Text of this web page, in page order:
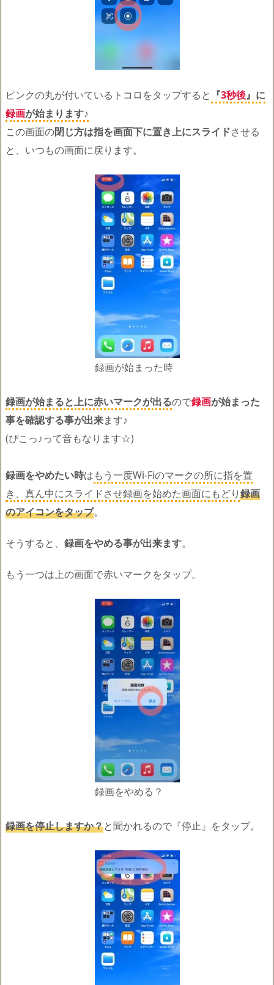
ピンクの丸が付いているトコロをタップすると 『3秒後』に
録画が始まります♪
この画面の閉じ方は指を画面下に置き上にスライドさせる
と、いつもの画面に戻ります。
録画が始まった時
録画が始まると上に赤いマークが出るので録画が始まった
事を確認する事が出来ます♪
(ぴこっ♪って音もなります☆)
録画をやめたい時はもう一度Wi-Fiのマークの所に指を置
き、真ん中にスライドさせ録画を始めた画面にもどり録画
のアイコンをタップ。
そうすると、 録画をやめる事が出来ます。
もう一つは上の画面で赤いマークをタップ。
録画をやめる？
録画を停止しますか？と聞かれるので『停止』をタップ。